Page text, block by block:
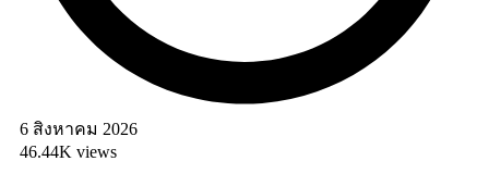
6 สิงหาคม 2026
46.44K views